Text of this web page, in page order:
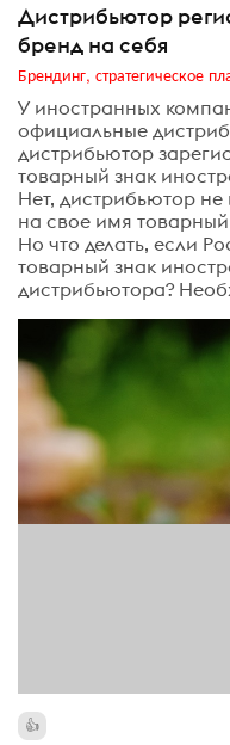
Дистрибьютор
бренд на себя
Брендинг, стратегическое
У иностранных
официальные
дистрибьютор
товарный знак
Нет, дистрибьютор
на свое имя
Но что делать, если
товарный знак
дистрибьютора?